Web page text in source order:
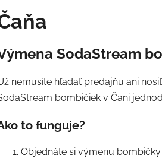
SodaStream
nemusíte hľadať predajňu ani
bombičiek v Čani
to funguje?
Objednáte si výmenu